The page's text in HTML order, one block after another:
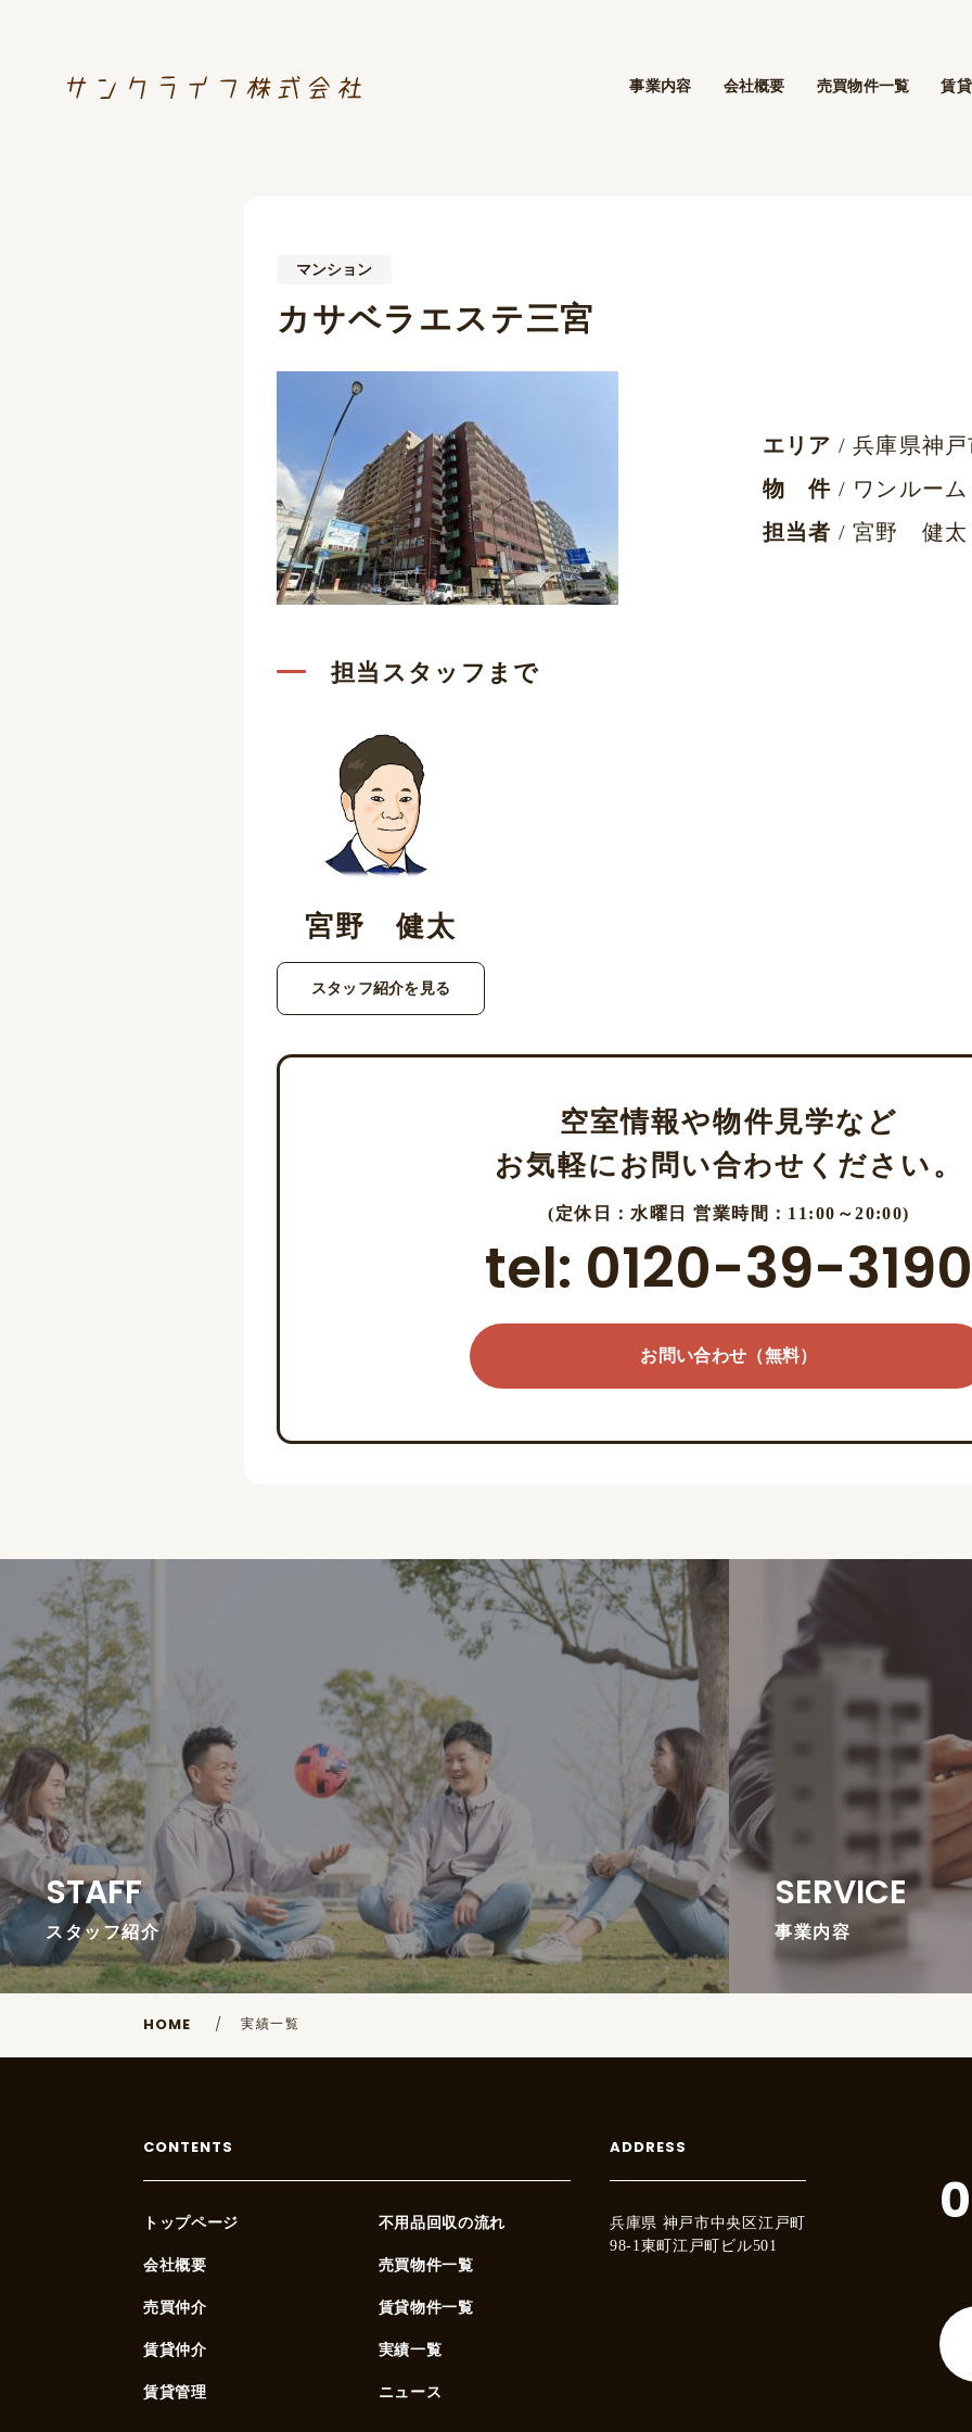
事業内容 会社概要 売買物件一覧 賃
マンション
カサベラエステ三宮
エリア / 兵庫県神戸
物 件 / ワンルーム
担当者 / 宮野 健太
担当スタッフまで
宮野 健太
スタッフ紹介を見る
空室情報や物件見学など
お気軽にお問い合わせください。
(定休日：水曜日 営業時間：11:00～20:00)
tel: 0120-39-3190
お問い合わせ（無料）
STAFF
スタッフ紹介
SERVICE
事業内容
HOME 実績一覧
CONTENTS
トップページ
会社概要
売買仲介
賃貸仲介
賃貸管理
不用品回収の流れ
売買物件一覧
賃貸物件一覧
実績一覧
ニュース
ADDRESS
兵庫県 神戸市中央区江戸町
98-1東町江戸町ビル501